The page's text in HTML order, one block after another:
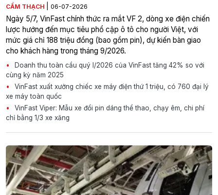
CẨM THẠCH 06-07-2026
Ngày 5/7, VinFast chính thức ra mắt VF 2, dòng xe điện chiến
lược hướng đến mục tiêu phổ cập ô tô cho người Việt, với
mức giá chỉ 188 triệu đồng (bao gồm pin), dự kiến bàn giao
cho khách hàng trong tháng 9/2026.
Doanh thu toàn cầu quý I/2026 của VinFast tăng 42% so với
cùng kỳ năm 2025
VinFast xuất xưởng chiếc xe máy điện thứ 1 triệu, có 760 đại lý
xe máy toàn quốc
VinFast Viper: Mẫu xe đổi pin dáng thể thao, chạy êm, chi phí
chỉ bằng 1/3 xe xăng